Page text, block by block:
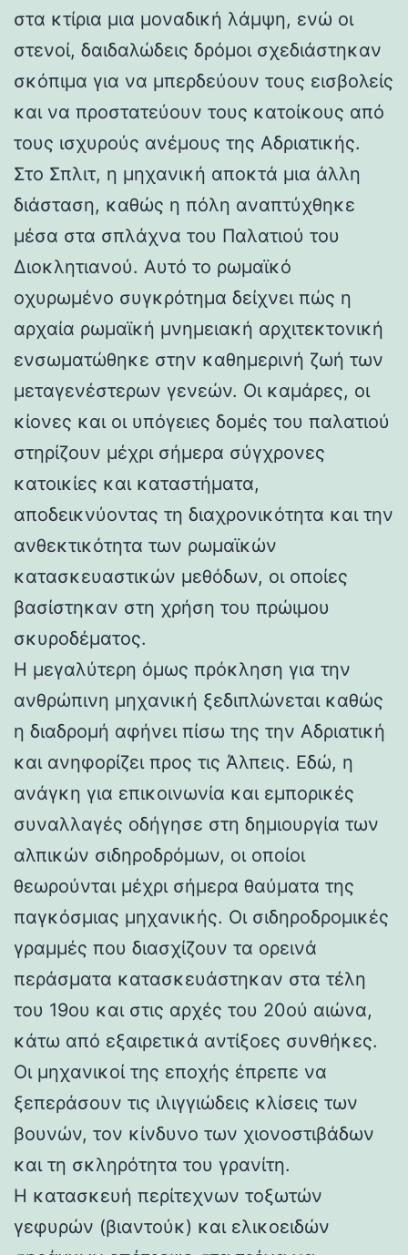
στα κτίρια μια μοναδική λάμψη, ενώ οι
στενοί, δαιδαλώδεις δρόμοι σχεδιάστηκαν
σκόπιμα για να μπερδεύουν τους εισβολείς
και να προστατεύουν τους κατοίκους από
τους ισχυρούς ανέμους της Αδριατικής.
Στο Σπλιτ, η μηχανική αποκτά μια άλλη
διάσταση, καθώς η πόλη αναπτύχθηκε
μέσα στα σπλάχνα του Παλατιού του
Διοκλητιανού. Αυτό το ρωμαϊκό
οχυρωμένο συγκρότημα δείχνει πώς η
αρχαία ρωμαϊκή μνημειακή αρχιτεκτονική
ενσωματώθηκε στην καθημερινή ζωή των
μεταγενέστερων γενεών. Οι καμάρες, οι
κίονες και οι υπόγειες δομές του παλατιού
στηρίζουν μέχρι σήμερα σύγχρονες
κατοικίες και καταστήματα,
αποδεικνύοντας τη διαχρονικότητα και την
ανθεκτικότητα των ρωμαϊκών
κατασκευαστικών μεθόδων, οι οποίες
βασίστηκαν στη χρήση του πρώιμου
σκυροδέματος.
Η μεγαλύτερη όμως πρόκληση για την
ανθρώπινη μηχανική ξεδιπλώνεται καθώς
η διαδρομή αφήνει πίσω της την Αδριατική
και ανηφορίζει προς τις Άλπεις. Εδώ, η
ανάγκη για επικοινωνία και εμπορικές
συναλλαγές οδήγησε στη δημιουργία των
αλπικών σιδηροδρόμων, οι οποίοι
θεωρούνται μέχρι σήμερα θαύματα της
παγκόσμιας μηχανικής. Οι σιδηροδρομικές
γραμμές που διασχίζουν τα ορεινά
περάσματα κατασκευάστηκαν στα τέλη
του 19ου και στις αρχές του 20ού αιώνα,
κάτω από εξαιρετικά αντίξοες συνθήκες.
Οι μηχανικοί της εποχής έπρεπε να
ξεπεράσουν τις ιλιγγιώδεις κλίσεις των
βουνών, τον κίνδυνο των χιονοστιβάδων
και τη σκληρότητα του γρανίτη.
Η κατασκευή περίτεχνων τοξωτών
γεφυρών (βιαντούκ) και ελικοειδών